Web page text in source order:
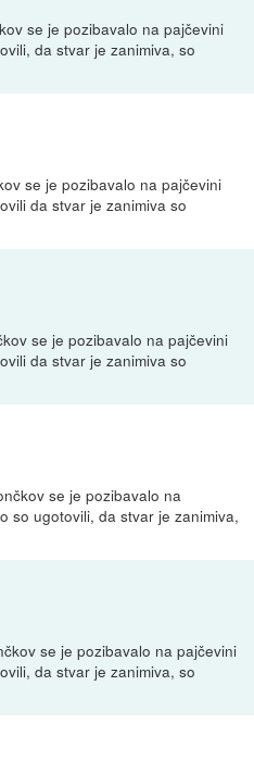
se je pozibavalo na pajčevini
da stvar je zanimiva, so
se je pozibavalo na pajčevini
da stvar je zanimiva so
se je pozibavalo na pajčevini
da stvar je zanimiva so
se je pozibavalo na
so ugotovili, da stvar je zanimiva,
se je pozibavalo na pajčevini
da stvar je zanimiva, so